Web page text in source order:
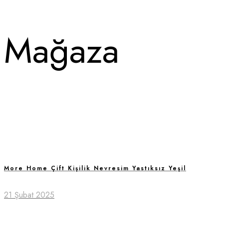
Mağaza
More Home Çift Kişilik Nevresim Yastıksız Yeşil
21 Şubat 2025